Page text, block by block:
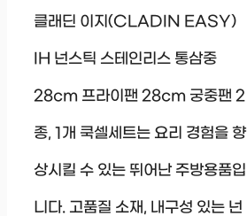
클래딘 이지(CLADIN EASY)
IH 넌스틱 스테인리스 통삼중
28cm 프라이팬 28cm 궁중팬 2
종, 1개 쿡셀세트는 요리 경험을 향
상시킬 수 있는 뛰어난 주방용품입
니다. 고품질 소재, 내구성 있는 넌